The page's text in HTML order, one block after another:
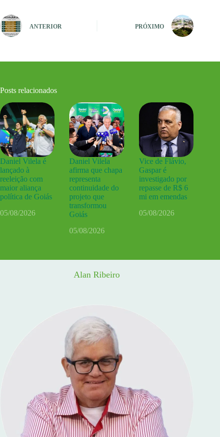
ANTERIOR PRÓXIMO
Posts relacionados
Daniel Vilela é
lançado à
reeleição com
maior aliança
política de Goiás
05/08/2026
Daniel Vilela
afirma que chapa
representa
continuidade do
projeto que
transformou
Goiás
05/08/2026
Vice de Flávio,
Gaspar é
investigado por
repasse de R$ 6
mi em emendas
05/08/2026
Alan Ribeiro